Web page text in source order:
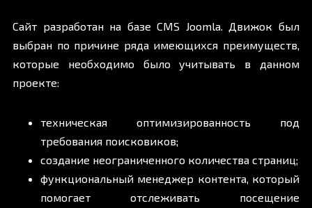
Сайт разработан на базе CMS Joomla. Движок был
выбран по причине ряда имеющихся преимуществ,
которые необходимо было учитывать в данном
проекте:
техническая оптимизированность под
требования поисковиков;
создание неограниченного количества страниц;
функциональный менеджер контента, который
помогает отслеживать посещение